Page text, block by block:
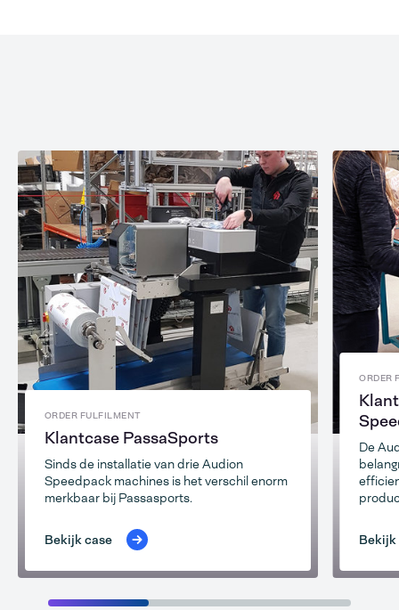
ORDER FULFILMENT
Klantcase PassaSports
Sinds de installatie van drie Audion
Speedpack machines is het verschil enorm
merkbaar bij Passasports.
Bekijk case
ORDER
De
Bekijk